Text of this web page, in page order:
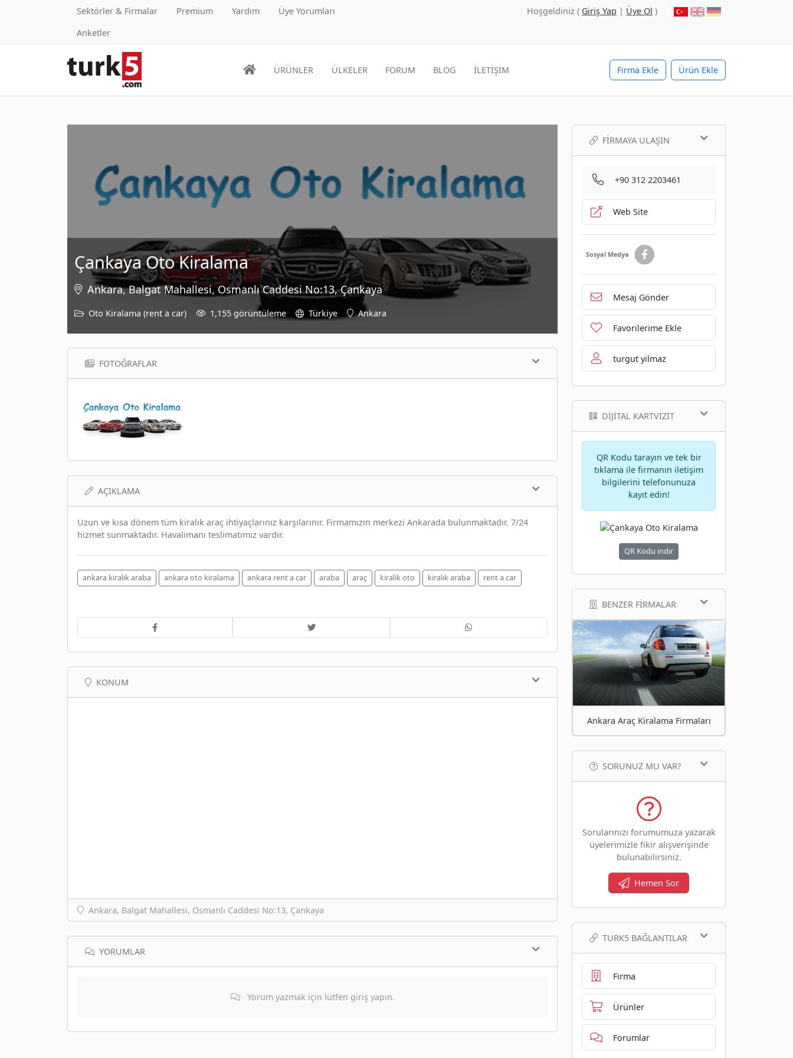
Sektörler & Firmalar Premium Yardım
Üye Yorumları
Anketler
Hoşgeldiniz ( Giriş Yap | Üye Ol )
Firma Ekle Ürün Ekle
ÜRÜNLER ÜLKELER FORUM BLOG İLETİŞİM
Çankaya Oto Kiralama
Ankara, Balgat Mahallesi, Osmanlı Caddesi No:13, Çankaya
Oto Kiralama (rent a car) 1,155 görüntüleme Türkiye Ankara
FOTOĞRAFLAR
AÇIKLAMA
Uzun ve kısa dönem tüm kiralık araç ihtiyaçlarınız karşılarınır. Firmamızın merkezi Ankarada bulunmaktadır. 7/24
hizmet sunmaktadır. Havalimanı teslimatımız vardır.
ankara kiralık araba ankara oto kiralama ankara rent a car araba araç kiralik oto kiralık araba rent a car
KONUM
Ankara, Balgat Mahallesi, Osmanlı Caddesi No:13, Çankaya
YORUMLAR
Yorum yazmak için lütfen giriş yapın.
FIRMAYA ULAŞIN
+90 312 2203461
Web Site
Sosyal Medya
Mesaj Gönder
Favorilerime Ekle
turgut yilmaz
DIJITAL KARTVIZIT
QR Kodu tarayın ve tek bir
tıklama ile firmanın iletişim
bilgilerini telefonunuza
kayıt edin!
QR Kodu indir
BENZER FIRMALAR
Ankara Araç Kiralama Firmaları
SORUNUZ MU VAR?
Sorularınızı forumumuza yazarak
üyelerimizle fikir alışverişinde
bulunabilirsiniz.
Hemen Sor
TURK5 BAĞLANTILAR
Firma
Ürünler
Forumlar